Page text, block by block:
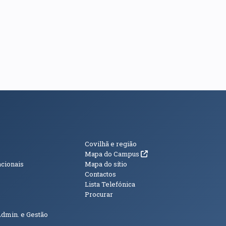
e Gestão
Informações
Covilhã e região
Mapa do Campus (abre em nova janela)
Mapa do sítio
Contactos
Lista Telefónica
Procurar